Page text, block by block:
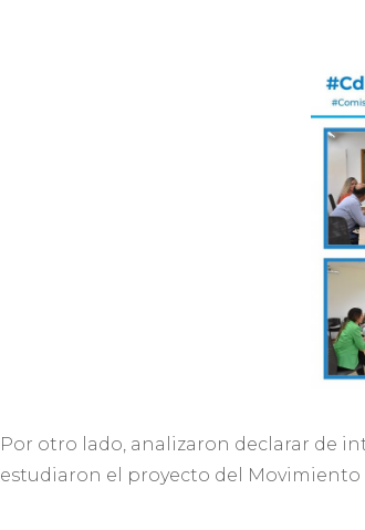
Por otro lado, analizaron declarar de
estudiaron el proyecto del